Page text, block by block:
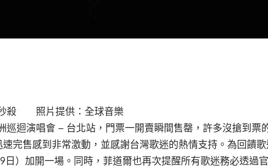
秒殺 照片提供：全球音樂
迴演唱會 – 台北站，門票一開賣瞬間售罄，許多沒搶到票
完售感到非常激動，並感謝台灣歌迷的熱情支持。為回饋歌
日）加開一場。同時，菲道爾也再次提醒所有歌迷務必透過